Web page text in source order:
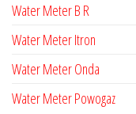
Water Meter B R
Water Meter Itron
Water Meter Onda
Water Meter Powogaz